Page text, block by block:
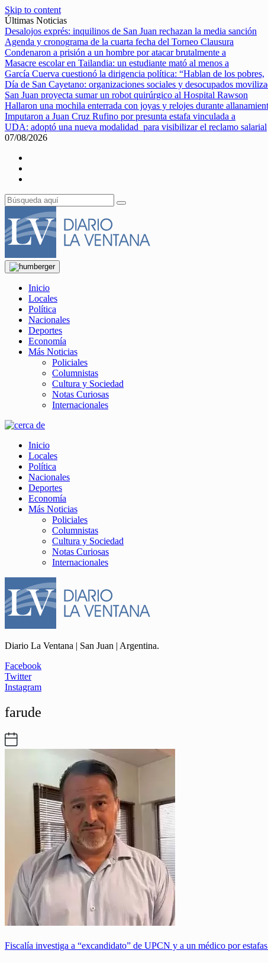
Skip to content
Últimas Noticias
Desalojos exprés: inquilinos de San Juan rechazan la media sanción
Agenda y cronograma de la cuarta fecha del Torneo Clausura
Condenaron a prisión a un hombre por atacar brutalmente a
Masacre escolar en Tailandia: un estudiante mató al menos a
García Cuerva cuestionó la dirigencia política: “Hablan de los pobres,
Día de San Cayetano: organizaciones sociales y desocupados
San Juan proyecta sumar un robot quirúrgico al Hospital Rawson
Hallaron una mochila enterrada con joyas y relojes durante
Imputaron a Juan Cruz Rufino por presunta estafa vinculada a
UDA: adoptó una nueva modalidad para visibilizar el reclamo salarial
07/08/2026
Inicio
Locales
Política
Nacionales
Deportes
Economía
Más Noticias
Policiales
Columnistas
Cultura y Sociedad
Notas Curiosas
Internacionales
Inicio
Locales
Política
Nacionales
Deportes
Economía
Más Noticias
Policiales
Columnistas
Cultura y Sociedad
Notas Curiosas
Internacionales
Diario La Ventana | San Juan | Argentina.
Facebook
Twitter
Instagram
farude
Fiscalía investiga a “excandidato” de UPCN y a un médico por